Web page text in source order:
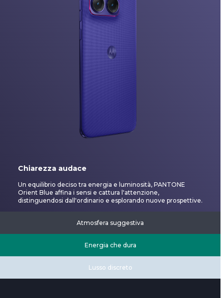
Chiarezza audace
Un equilibrio deciso tra energia e luminosità, PANTONE
Orient Blue affina i sensi e cattura l'attenzione,
distinguendosi dall'ordinario e esplorando nuove prospettive.
Atmosfera suggestiva
Energia che dura
Lusso discreto